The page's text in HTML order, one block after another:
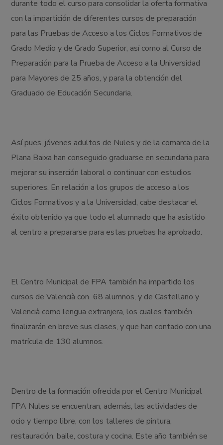
durante todo el curso para consolidar la oferta formativa
con la impartición de diferentes cursos de preparación
para las Pruebas de Acceso a los Ciclos Formativos de
Grado Medio y de Grado Superior, así como al Curso de
Preparación para la Prueba de Acceso a la Universidad
para Mayores de 25 años, y para la obtención del
Graduado de Educación Secundaria.
Así pues, jóvenes adultos de Nules y de la comarca de la
Plana Baixa han conseguido graduarse en secundaria para
mejorar su inserción laboral o continuar con estudios
superiores. En relación a los grupos de acceso a los
Ciclos Formativos y a la Universidad, cabe destacar el
éxito obtenido ya que todo el alumnado que ha asistido
al centro a prepararse para estas pruebas ha aprobado.
El Centro Municipal de FPA también ha impartido los
cursos de Valencià con 68 alumnos, y de Castellano y
Valencià como lengua extranjera, los cuales también
finalizarán en breve sus clases, y que han contado con una
matrícula de 130 alumnos.
Dentro de la formación ofrecida por el Centro Municipal
FPA Nules se encuentran, además, las actividades de
ocio y tiempo libre, con los talleres de pintura,
restauración, baile, costura y cocina. Este año también se